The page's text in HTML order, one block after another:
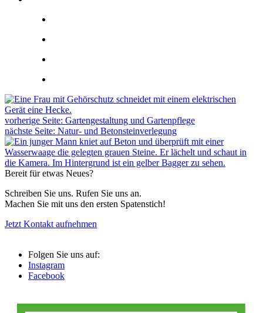
vorherige Seite: Gartengestaltung und Gartenpflege
nächste Seite: Natur- und Betonsteinverlegung
Bereit für etwas Neues?
Schreiben Sie uns. Rufen Sie uns an.
Machen Sie mit uns den ersten Spatenstich!
Jetzt Kontakt aufnehmen
Folgen Sie uns auf:
Instagram
Facebook